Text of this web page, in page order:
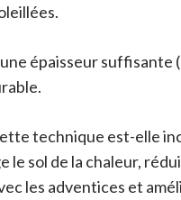
épaisseur suffisante
technique est-elle
le sol de la chaleur,
les adventices et